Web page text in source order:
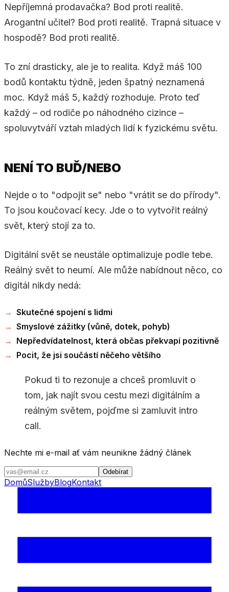
Nepříjemná prodavačka? Bod proti realitě.
Arogantní učitel? Bod proti realitě. Trapná situace v
hospodě? Bod proti realitě.
To zní drasticky, ale je to realita. Když máš 100
bodů kontaktu týdně, jeden špatný neznamená
moc. Když máš 5, každý rozhoduje. Proto teď
každý – od rodiče po náhodného cizince –
spoluvytváří vztah mladých lidí k fyzickému světu.
NENÍ TO BUĎ/NEBO
Nejde o to "odpojit se" nebo "vrátit se do přírody".
To jsou koučovací kecy. Jde o to vytvořit reálný
svět, který stojí za to.
Digitální svět se neustále optimalizuje podle tebe.
Reálný svět to neumí. Ale může nabídnout něco, co
digitál nikdy nedá:
Skutečné spojení s lidmi
Smyslové zážitky (vůně, dotek, pohyb)
Nepředvídatelnost, která občas překvapí pozitivně
Pocit, že jsi součástí něčeho většího
Pokud ti to rezonuje a chceš promluvit o
tom, jak najít svou cestu mezi digitálním a
reálným světem, pojďme si zamluvit intro
call.
Nechte mi e-mail ať vám neunikne žádný článek
Odebírat
DomůSlužbyBlogKontakt